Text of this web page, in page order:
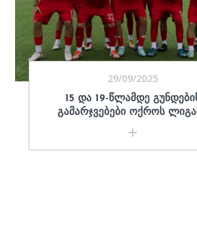
29/09/2025
15 ᲓᲐ 19-ᲬᲚᲐᲛᲓᲔ
ᲒᲐᲛᲐᲠᲯᲕᲔᲑᲔᲑᲘ ᲝᲥᲠᲝᲡ